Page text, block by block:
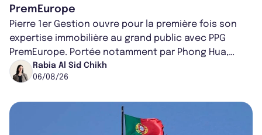
PremEurope
Pierre 1er Gestion ouvre pour la première fois son
expertise immobilière au grand public avec PPG
PremEurope. Portée notamment par Phong Hua,
ancien directeur des investissements d...
Rabia Al Sid Chikh
06/08/26